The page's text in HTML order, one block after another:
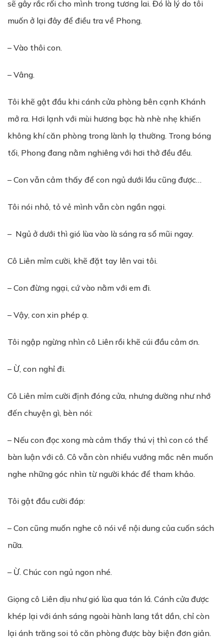
sẽ gây rắc rối cho mình trong tương lai. Đó là lý do tôi
muốn ở lại đây để điều tra về Phong.
– Vào thôi con.
– Vâng.
Tôi khẽ gật đầu khi cánh cửa phòng bên cạnh Khánh
mở ra. Hơi lạnh với mùi hương bạc hà nhè nhẹ khiến
không khí căn phòng trong lành lạ thường. Trong bóng
tối, Phong đang nằm nghiêng với hơi thở đều đều.
– Con vẫn cảm thấy để con ngủ dưới lầu cũng được…
Tôi nói nhỏ, tỏ vẻ mình vẫn còn ngần ngại.
– Ngủ ở dưới thì gió lùa vào là sáng ra sổ mũi ngay.
Cô Liên mỉm cười, khẽ đặt tay lên vai tôi.
– Con đừng ngại, cứ vào nằm với em đi.
– Vậy, con xin phép ạ.
Tôi ngập ngừng nhìn cô Liên rồi khẽ cúi đầu cảm ơn.
– Ừ, con nghỉ đi.
Cô Liên mỉm cười định đóng cửa, nhưng dường như nhớ
đến chuyện gì, bèn nói:
– Nếu con đọc xong mà cảm thấy thú vị thì con có thể
bàn luận với cô. Cô vẫn còn nhiều vướng mắc nên muốn
nghe những góc nhìn từ người khác để tham khảo.
Tôi gật đầu cười đáp:
– Con cũng muốn nghe cô nói về nội dung của cuốn sách
nữa.
– Ừ. Chúc con ngủ ngon nhé.
Giọng cô Liên dịu như gió lùa qua tán lá. Cánh cửa được
khép lại với ánh sáng ngoài hành lang tắt dần, chỉ còn
lại ánh trăng soi tỏ căn phòng được bày biện đơn giản.